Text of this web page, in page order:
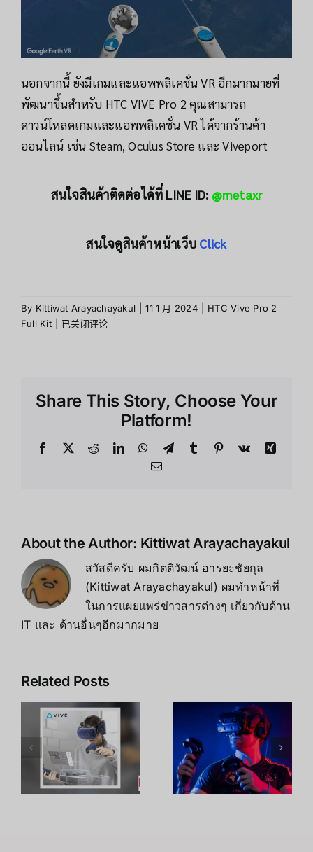
นอกจากนี้ ยังมีเกมและแอพพลิเคชั่น VR อีกมากมายที่
พัฒนาขึ้นสำหรับ HTC VIVE Pro 2 คุณสามารถ
ดาวน์โหลดเกมและแอพพลิเคชั่น VR ได้จากร้านค้า
ออนไลน์ เช่น Steam, Oculus Store และ Viveport
สนใจสินค้าติดต่อได้ที่ LINE ID: @metaxr
สนใจดูสินค้าหน้าเว็บ Click
By Kittiwat Arayachayakul 11 1 月 2024
HTC Vive Pro 2
Full Kit
เกม
รับ
Pro
已关闭评论
Share This Story, Choose Your
Platform!
Facebook
X RedditLinkedInWhatsApp
TelegramTumblr Pinterest
Vk
Xing
Email
About the Author: Kittiwat Arayachayakul
สวัสดีครับ ผมกิตติวัฒน์ อารยะชัยกุล
(Kittiwat Arayachayakul) ผมทำหน้าที่
ในการแผยแพร่ข่าวสารต่างๆ เกี่ยวกับด้าน
IT และ ด้านอื่นๆอีกมากมาย
Related Posts
ดีไซน์
ของHTC
Vive Pro 2
Full Kit
จุดเด่นของ
HTC Vive
Pro 2 Full
Kit